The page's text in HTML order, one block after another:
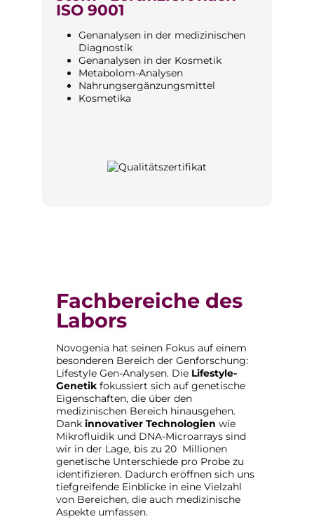
ISO 9001
Genanalysen in der medizinischen
Diagnostik
Genanalysen in der Kosmetik
Metabolom-Analysen
Nahrungsergänzungsmittel
Kosmetika
Fachbereiche des
Labors
Novogenia hat seinen Fokus auf einem
besonderen Bereich der Genforschung:
Lifestyle Gen-Analysen. Die Lifestyle-
Genetik fokussiert sich auf genetische
Eigenschaften, die über den
medizinischen Bereich hinausgehen.
Dank innovativer Technologien wie
Mikrofluidik und DNA-Microarrays sind
wir in der Lage, bis zu 20 Millionen
genetische Unterschiede pro Probe zu
identifizieren. Dadurch eröffnen sich uns
tiefgreifende Einblicke in eine Vielzahl
von Bereichen, die auch medizinische
Aspekte umfassen.